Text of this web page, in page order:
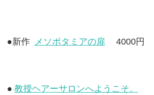
●新作 メソポタミアの扉 4000円
● 教授ヘアーサロンへようこそ。